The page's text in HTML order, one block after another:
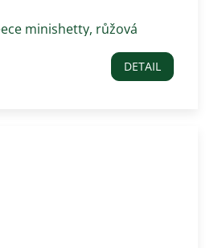
minishetty, růžová
DETAIL